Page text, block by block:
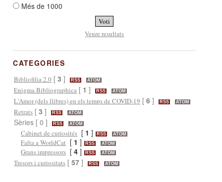
Més de 1000
Veure resultats
CATEGORIES
Bibliofilia 2.0 [3 ] RSS ATOM
Enigma Bibliographica [ 1 ] RSS ATOM
L'Amor (dels llibres) en els temps de COVID-19 [6 ] RSS ATOM
Retrats [3 ] RSS ATOM
Sèries [ 0 ] RSS ATOM
Cabinet de curiosités [ 1 ] RSS ATOM
Falta a WorldCat [ 1 ] RSS ATOM
Grans impressors [4 ] RSS ATOM
Tresors i curiositats [57 ] RSS ATOM